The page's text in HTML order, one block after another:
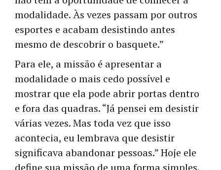
modalidade. Às vezes passam por outros
esportes e acabam desistindo antes
mesmo de descobrir o basquete.”
Para ele, a missão é apresentar a
modalidade o mais cedo possível e
mostrar que ela pode abrir portas dentro
e fora das quadras. “Já pensei em desistir
várias vezes. Mas toda vez que isso
acontecia, eu lembrava que desistir
significava abandonar pessoas.” Hoje ele